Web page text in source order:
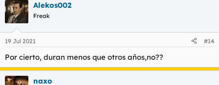
Alekos002
Freak
19 Jul 2021 #14
Por cierto, duran menos que otros años,no??
naxo